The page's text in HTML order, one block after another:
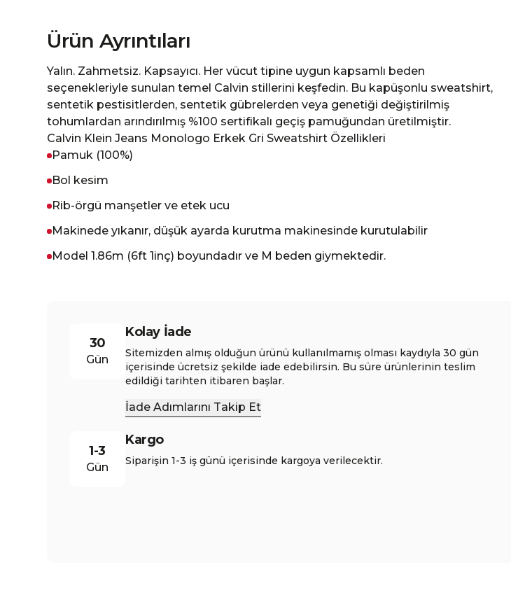
Ürün Ayrıntıları
Yalın. Zahmetsiz. Kapsayıcı. Her vücut tipine uygun kapsamlı beden
seçenekleriyle sunulan temel Calvin stillerini keşfedin. Bu kapüşonlu sweatshirt,
sentetik pestisitlerden, sentetik gübrelerden veya genetiği değiştirilmiş
tohumlardan arındırılmış %100 sertifikalı geçiş pamuğundan üretilmiştir.
Calvin Klein Jeans Monologo Erkek Gri Sweatshirt Özellikleri
Pamuk (100%)
Bol kesim
Rib-örgü manşetler ve etek ucu
Makinede yıkanır, düşük ayarda kurutma makinesinde kurutulabilir
Model 1.86m (6ft 1inç) boyundadır ve M beden giymektedir.
30
Gün
Kolay İade
Sitemizden almış olduğun ürünü kullanılmamış olması kaydıyla 30 gün
içerisinde ücretsiz şekilde iade edebilirsin. Bu süre ürünlerinin teslim
edildiği tarihten itibaren başlar.
İade Adımlarını Takip Et
1-3
Gün
Kargo
Siparişin 1-3 iş günü içerisinde kargoya verilecektir.